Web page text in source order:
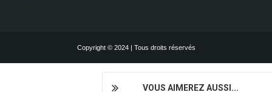
VOUS AIMEREZ AUSSI...
Copyright © 2024 | Tous droits réservés